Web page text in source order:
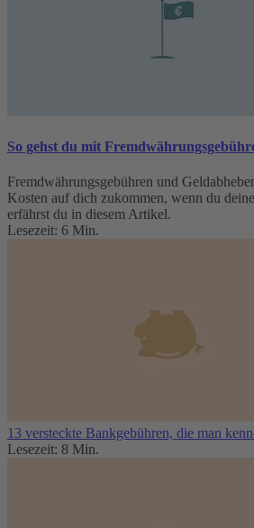
So gehst du mit
Fremdwährungsgebühren und
Kosten auf dich zukommen, wenn du
erfährst du in diesem Artikel.
Lesezeit: 6 Min.
13 versteckte Bankgebühren, die man
Lesezeit: 8 Min.